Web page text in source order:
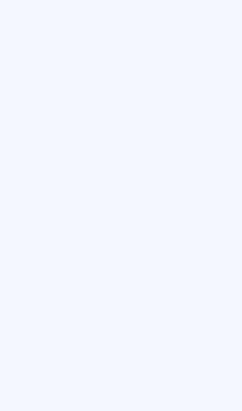
La seguridad es
equipo de
cuenta con todas
Además, la
código
procedimiento
estrictos
las medidas